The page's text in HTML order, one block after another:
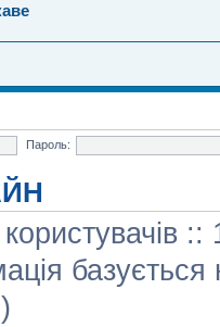
Пароль:
користувачів
базується